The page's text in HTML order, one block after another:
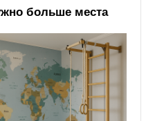
больше места